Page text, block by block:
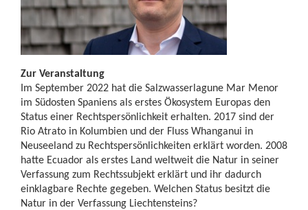
Zur Veranstaltung
Im September 2022 hat die Salzwasserlagune Mar Menor
im Südosten Spaniens als erstes Ökosystem Europas den
Status einer Rechtspersönlichkeit erhalten. 2017 sind der
Rio Atrato in Kolumbien und der Fluss Whanganui in
Neuseeland zu Rechtspersönlichkeiten erklärt worden. 2008
hatte Ecuador als erstes Land weltweit die Natur in seiner
Verfassung zum Rechtssubjekt erklärt und ihr dadurch
einklagbare Rechte gegeben. Welchen Status besitzt die
Natur in der Verfassung Liechtensteins?